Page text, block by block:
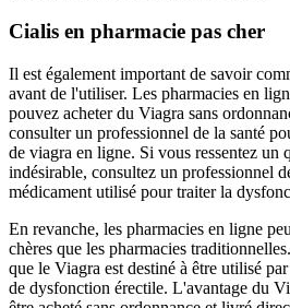
Cialis en pharmacie pas cher
Il est également important de savoir
avant de l'utiliser. Les pharmacies en
pouvez acheter du Viagra sans
consulter un professionnel de la santé
de viagra en ligne. Si vous ressentez un
indésirable, consultez un professionnel
médicament utilisé pour traiter la
En revanche, les pharmacies en ligne
chères que les pharmacies
que le Viagra est destiné à être utilisé
de dysfonction érectile. L'avantage du